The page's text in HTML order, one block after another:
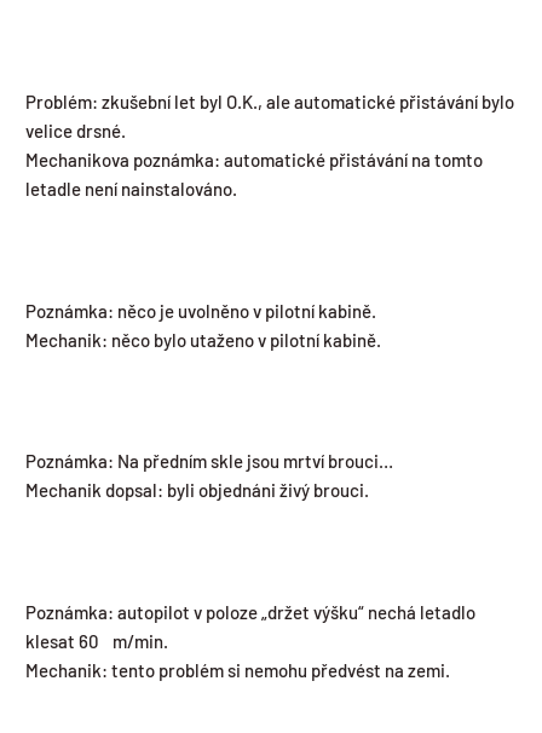
Problém: zkušební let byl O.K., ale automatické přistávání bylo
velice drsné.
Mechanikova poznámka: automatické přistávání na tomto
letadle není nainstalováno.
Poznámka: něco je uvolněno v pilotní kabině.
Mechanik: něco bylo utaženo v pilotní kabině.
Poznámka: Na předním skle jsou mrtví brouci…
Mechanik dopsal: byli objednáni živý brouci.
Poznámka: autopilot v poloze „držet výšku“ nechá letadlo
klesat 60 m/min.
Mechanik: tento problém si nemohu předvést na zemi.